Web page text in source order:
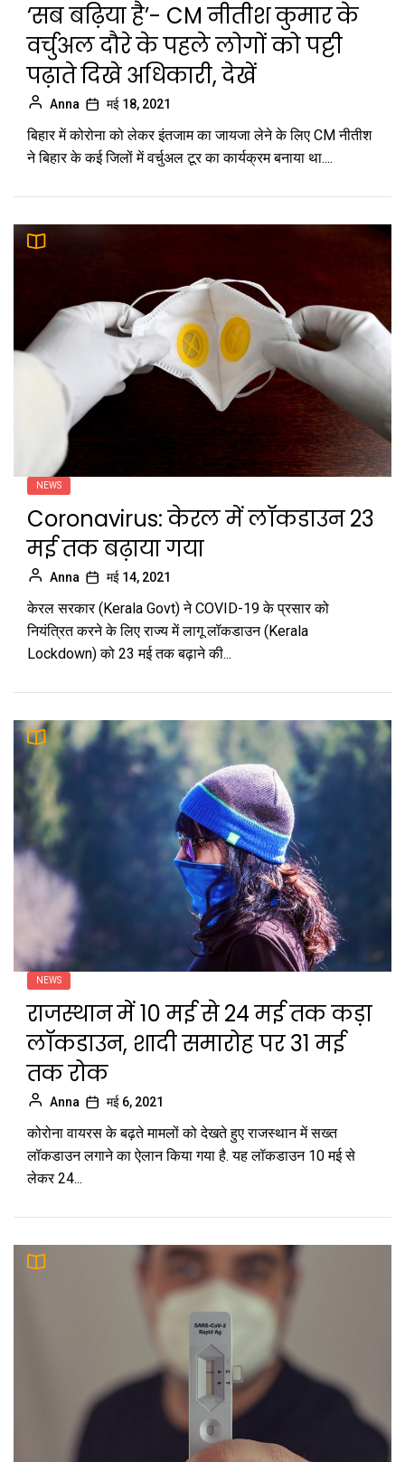
‘सब बढ़िया है’- CM नीतीश कुमार के
वर्चुअल दौरे के पहले लोगों को पट्टी
पढ़ाते दिखे अधिकारी, देखें
Anna मई 18, 2021
बिहार में कोरोना को लेकर इंतजाम का जायजा लेने के लिए CM नीतीश
ने बिहार के कई जिलों में वर्चुअल टूर का कार्यक्रम बनाया था....
NEWS
Coronavirus: केरल में लॉकडाउन 23
मई तक बढ़ाया गया
Anna मई 14, 2021
केरल सरकार (Kerala Govt) ने COVID-19 के प्रसार को
नियंत्रित करने के लिए राज्य में लागू लॉकडाउन (Kerala
Lockdown) को 23 मई तक बढ़ाने की...
NEWS
राजस्थान में 10 मई से 24 मई तक कड़ा
लॉकडाउन, शादी समारोह पर 31 मई
तक रोक
Anna मई 6, 2021
कोरोना वायरस के बढ़ते मामलों को देखते हुए राजस्थान में सख्त
लॉकडाउन लगाने का ऐलान किया गया है. यह लॉकडाउन 10 मई से
लेकर 24...